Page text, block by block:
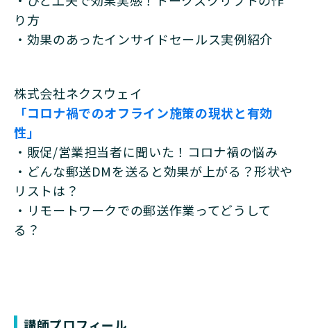
り方
・効果のあったインサイドセールス実例紹介
株式会社ネクスウェイ
「コロナ禍でのオフライン施策の現状と有効
性」
・販促/営業担当者に聞いた！コロナ禍の悩み
・どんな郵送DMを送ると効果が上がる？形状や
リストは？
・リモートワークでの郵送作業ってどうして
る？